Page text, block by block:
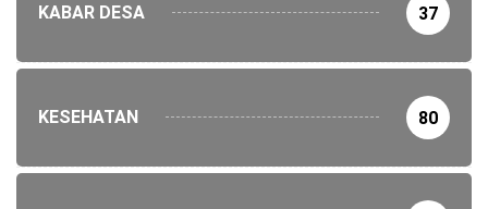
KABAR DESA 37
KESEHATAN 80